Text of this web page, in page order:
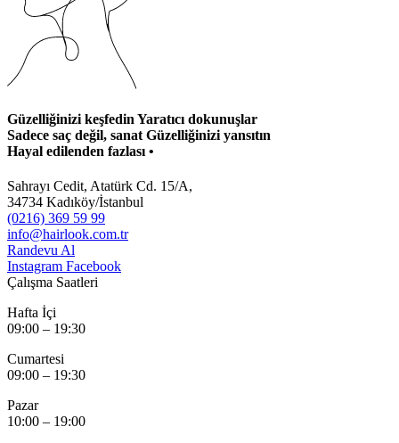
Güzelliğinizi keşfedin Yaratıcı dokunuşlar
Sadece saç değil, sanat Güzelliğinizi yansıtın
Hayal edilenden fazlası •
Sahrayı Cedit, Atatürk Cd. 15/A,
34734 Kadıköy/İstanbul
(0216) 369 59 99
info@hairlook.com.tr
Randevu Al
Instagram Facebook
Çalışma Saatleri
Hafta İçi
09:00 – 19:30
Cumartesi
09:00 – 19:30
Pazar
10:00 – 19:00